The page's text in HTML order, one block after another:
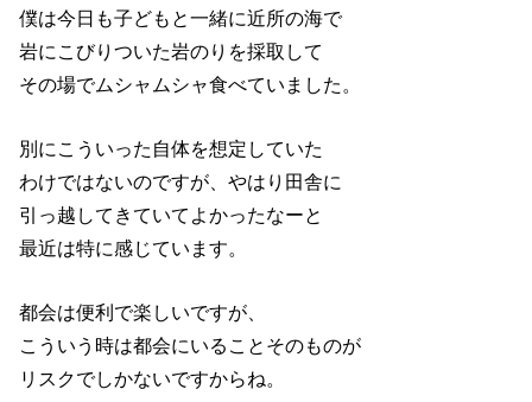
僕は今日も子どもと一緒に近所の海で
岩にこびりついた岩のりを採取して
その場でムシャムシャ食べていました。
別にこういった自体を想定していた
わけではないのですが、やはり田舎に
引っ越してきていてよかったなーと
最近は特に感じています。
都会は便利で楽しいですが、
こういう時は都会にいることそのものが
リスクでしかないですからね。